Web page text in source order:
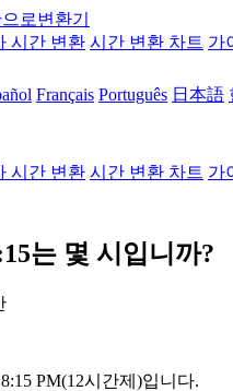
로변환기
시간 변환 시간 변환 차트 가
Français Português 日本語
시간 변환 시간 변환 차트 가
는 몇 시입니까?
8:15 PM(12시간제)입니다.